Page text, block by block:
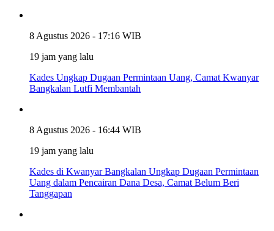
8 Agustus 2026 - 17:16 WIB
19 jam yang lalu
Kades Ungkap Dugaan Permintaan Uang, Camat Kwanyar
Bangkalan Lutfi Membantah
8 Agustus 2026 - 16:44 WIB
19 jam yang lalu
Kades di Kwanyar Bangkalan Ungkap Dugaan Permintaan
Uang dalam Pencairan Dana Desa, Camat Belum Beri
Tanggapan